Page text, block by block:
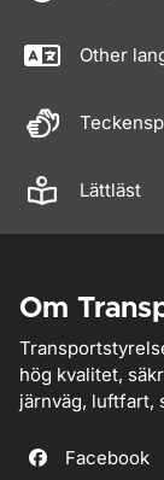
Other
Lättläst
Om
hög kvalitet,
järnväg, luftfart,
Facebook